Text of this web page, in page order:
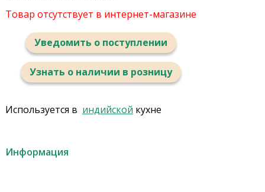
Товар отсутствует в интернет-магазине
Уведомить о поступлении
Узнать о наличии в розницу
Используется в индийской кухне
Информация